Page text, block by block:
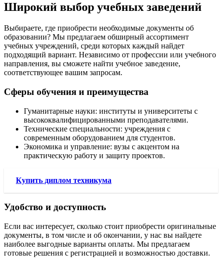
Широкий выбор учебных заведений
Выбираете, где приобрести необходимые документы об
образовании? Мы предлагаем обширный ассортимент
учебных учреждений, среди которых каждый найдет
подходящий вариант. Независимо от профессии или учебного
направления, вы сможете найти учебное заведение,
соответствующее вашим запросам.
Сферы обучения и преимущества
Гуманитарные науки: институты и университеты с
высококвалифицированными преподавателями.
Технические специальности: учреждения с
современным оборудованием для студентов.
Экономика и управление: вузы с акцентом на
практическую работу и защиту проектов.
Купить диплом техникума
Удобство и доступность
Если вас интересует, сколько стоит приобрести оригинальные
документы, в том числе и об окончании, у нас вы найдете
наиболее выгодные варианты оплаты. Мы предлагаем
готовые решения с регистрацией и возможностью доставки.